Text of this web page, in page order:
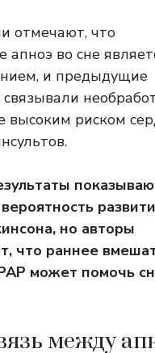
отмечают, что
апноэ во сне
и предыдущие
связывали
высоким риском
но авторы
что раннее
может помочь
между